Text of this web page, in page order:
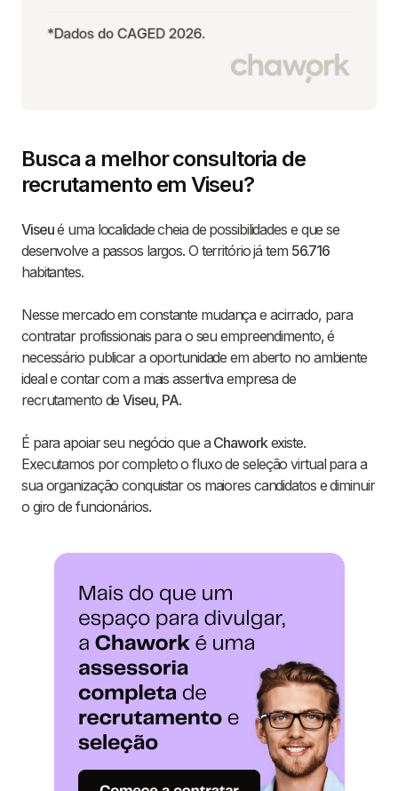
Busca a melhor consultoria de
recrutamento em Viseu?
Viseué uma localidade cheia de possibilidades e que se
desenvolve a passos largos. O território já tem 56.716
habitantes.
Nesse mercado em constante mudança e acirrado, para
contratar profissionais para o seu empreendimento, é
necessário publicar a oportunidade em aberto no ambiente
ideal e contar com a mais assertiva empresa de
recrutamento deViseu, PA.
É para apoiar seu negócio que a Chaworkexiste.
Executamos por completo o fluxo de seleção virtual para a
sua organização conquistar os maiores candidatos e diminuir
o giro de funcionários.